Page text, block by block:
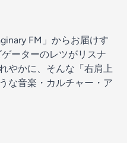
FM」からお届けす
ーターのレツがリスナ
やかに、そんな「右肩上
な音楽・カルチャー・ア